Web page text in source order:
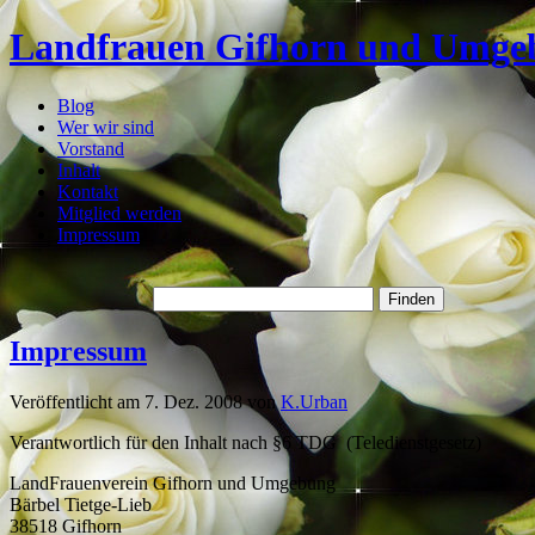
Landfrauen Gifhorn und
Blog
Wer wir sind
Vorstand
Inhalt
Kontakt
Mitglied werden
Impressum
Impressum
Veröffentlicht am 7. Dez. 2008 vonK.Urban
Verantwortlich für den Inhalt nach §6 TDG (Teledienstgesetz)
LandFrauenverein Gifhorn und Umgebung
Bärbel Tietge-Lieb
38518 Gifhorn